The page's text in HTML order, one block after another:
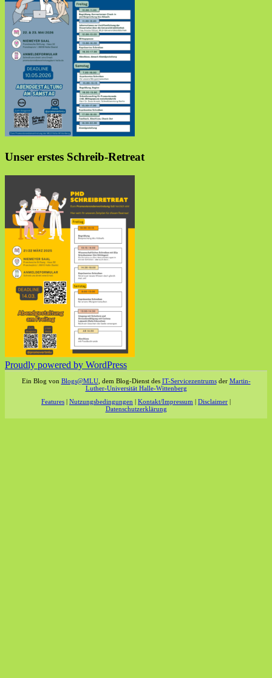
Unser erstes Schreib-Retreat
Proudly powered by WordPress
Ein Blog von Blogs@MLU, dem Blog-Dienst des IT-Servicezentrumsder Martin-
Luther-Universität Halle-Wittenberg
Features | Nutzungsbedingungen | Kontakt/Impressum | Disclaimer |
Datenschutzerklärung